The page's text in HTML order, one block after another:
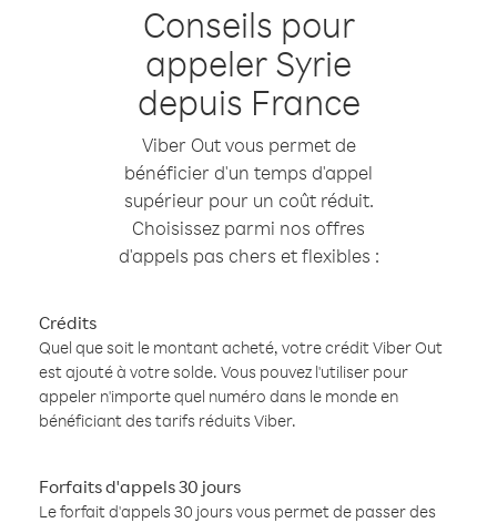
Conseils pour
appeler Syrie
depuis France
Viber Out vous permet de
bénéficier d'un temps d'appel
supérieur pour un coût réduit.
Choisissez parmi nos offres
d'appels pas chers et flexibles :
Crédits
Quel que soit le montant acheté, votre crédit Viber Out
est ajouté à votre solde. Vous pouvez l'utiliser pour
appeler n'importe quel numéro dans le monde en
bénéficiant des tarifs réduits Viber.
Forfaits d'appels 30 jours
Le forfait d'appels 30 jours vous permet de passer des